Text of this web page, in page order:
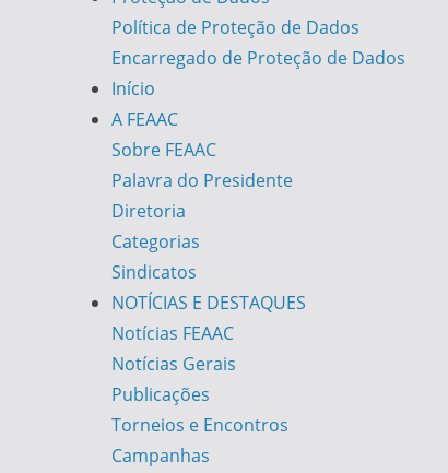
Política de Proteção de Dados
Encarregado de Proteção de Dados
Início
A FEAAC
Sobre FEAAC
Palavra do Presidente
Diretoria
Categorias
Sindicatos
NOTÍCIAS E DESTAQUES
Notícias FEAAC
Notícias Gerais
Publicações
Torneios e Encontros
Campanhas